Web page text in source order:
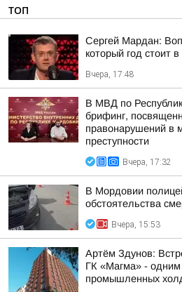
ТОП
Сергей Мардан:
который год стоит
Вчера, 17:48
В МВД по
брифинг,
правонарушений в
преступности
Вчера, 17:32
В Мордовии
обстоятельства
Вчера, 15:53
Артём Здунов:
ГК «Магма» - одним
промышленных